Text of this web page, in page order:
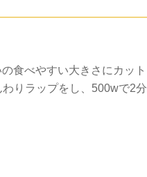
食べやすい大きさにカット
りラップをし、500wで2分